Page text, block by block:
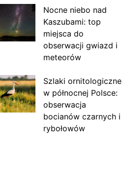
Nocne niebo nad
Kaszubami: top
miejsca do
obserwacji gwiazd i
meteorów
Szlaki ornitologiczne
w północnej Polsce:
obserwacja
bocianów czarnych i
rybołowów